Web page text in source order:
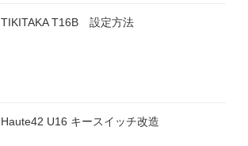
TIKITAKA T16B 設定方法
Haute42 U16 キースイッチ改造